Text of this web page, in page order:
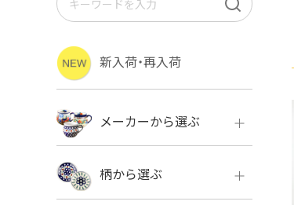
新入荷・再入荷
メーカーから選ぶ
ボレス
VENA
柄から選ぶ